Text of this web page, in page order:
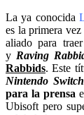
La ya conocida
es la primera
aliado para
y Raving
Rabbids. Este
Nintendo Switch
para la prensa
Ubisoft pero